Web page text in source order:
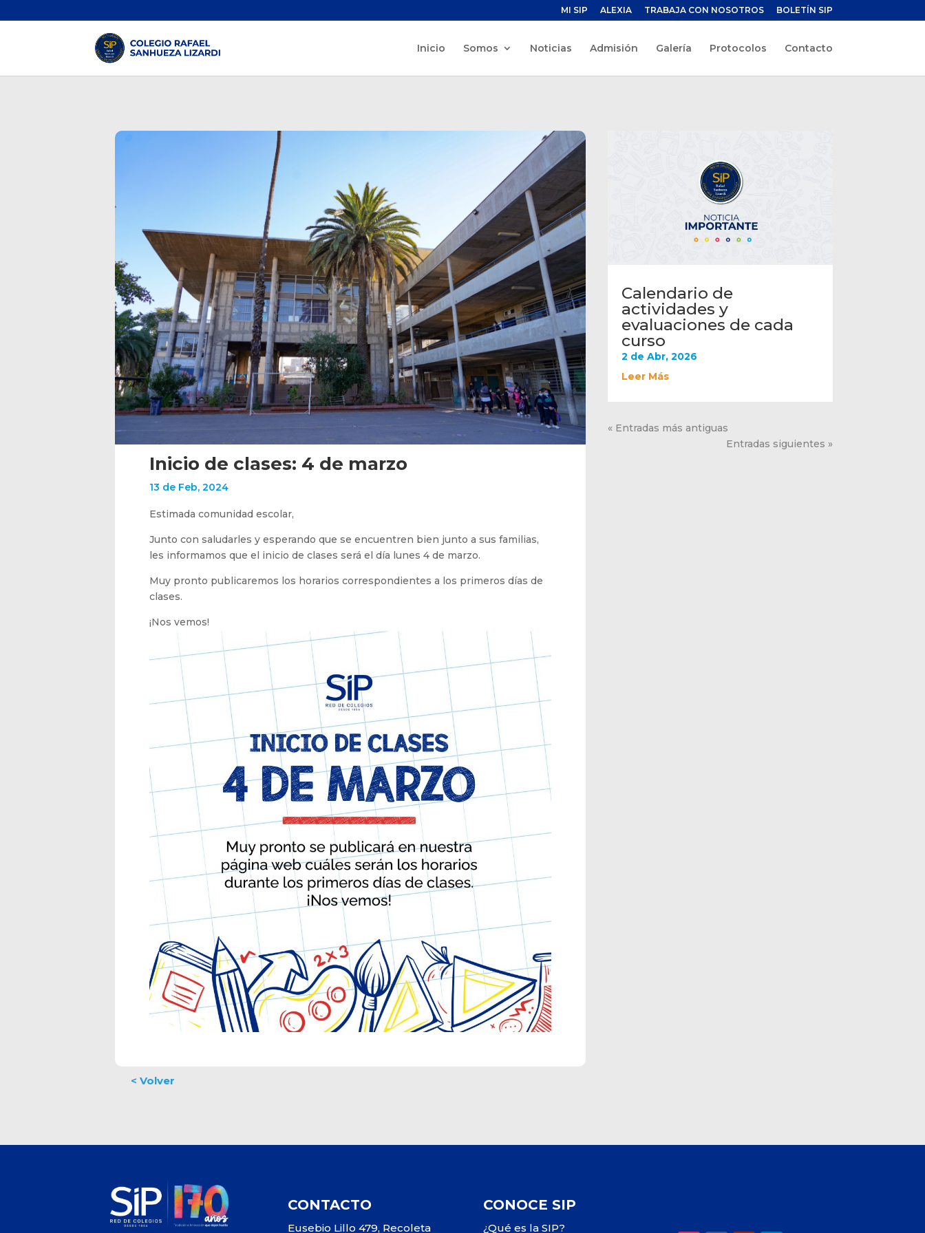
MI SIP ALEXIA TRABAJA CON NOSOTROS BOLETÍN SIP
Inicio Somos Noticias Admisión Galería Protocolos Contacto
Calendario de
actividades y
evaluaciones de cada
curso
2 de Abr, 2026
Leer Más
« Entradas más antiguas
Entradas siguientes »
Inicio de clases: 4 de marzo
13 de Feb, 2024
Estimada comunidad escolar,
Junto con saludarles y esperando que se encuentren bien junto a sus familias,
les informamos que el inicio de clases será el día lunes 4 de marzo.
Muy pronto publicaremos los horarios correspondientes a los primeros días de
clases.
¡Nos vemos!
CONTACTO
Eusebio Lillo 479, Recoleta
CONOCE SIP
¿Qué es la SIP?